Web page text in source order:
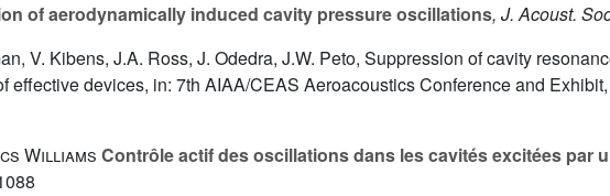
of aerodynamically induced cavity pressure oscillations, J. Acoust.
V. Kibens, J.A. Ross, J. Odedra, J.W. Peto, Suppression of cavity
effective devices, in: 7th AIAA/CEAS Aeroacoustics Conference and
Williams Contrôle actif des oscillations dans les cavités excitées par